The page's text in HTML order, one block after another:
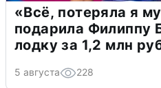
«Всё, потеряла я
подарила Филиппу
лодку за 1,2 млн
5 августа 228